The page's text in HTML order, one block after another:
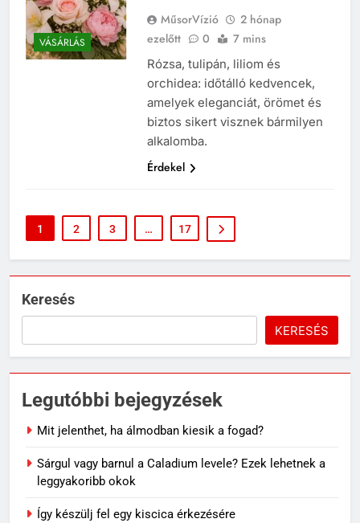
VÁSÁRLÁS
MűsorVízió
2 hónap
ezelőtt
0 7 mins
Rózsa, tulipán, liliom és
orchidea: időtálló kedvencek,
amelyek eleganciát, örömet és
biztos sikert visznek bármilyen
alkalomba.
Érdekel
1 2 3 … 17
Keresés
KERESÉS
Legutóbbi bejegyzések
Mit jelenthet, ha álmodban kiesik a fogad?
Sárgul vagy barnul a Caladium levele? Ezek lehetnek a
leggyakoribb okok
Így készülj fel egy kiscica érkezésére